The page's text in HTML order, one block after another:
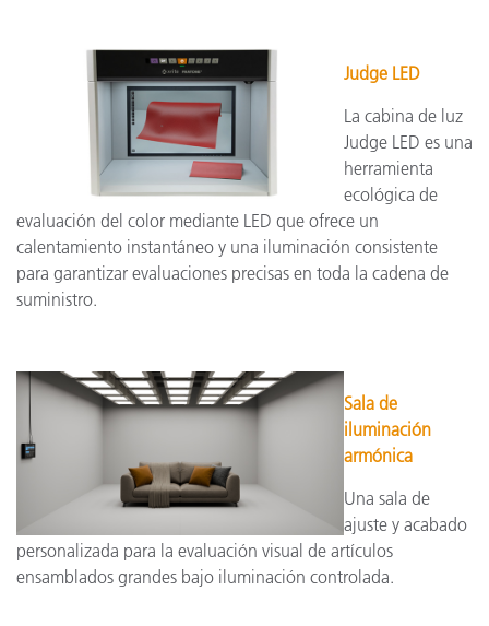
Judge LED
La cabina de luz
Judge LED es una
herramienta
ecológica de
evaluación del color mediante LED que ofrece un
calentamiento instantáneo y una iluminación consistente
para garantizar evaluaciones precisas en toda la cadena de
suministro.
Sala de
iluminación
armónica
Una sala de
ajuste y acabado
personalizada para la evaluación visual de artículos
ensamblados grandes bajo iluminación controlada.